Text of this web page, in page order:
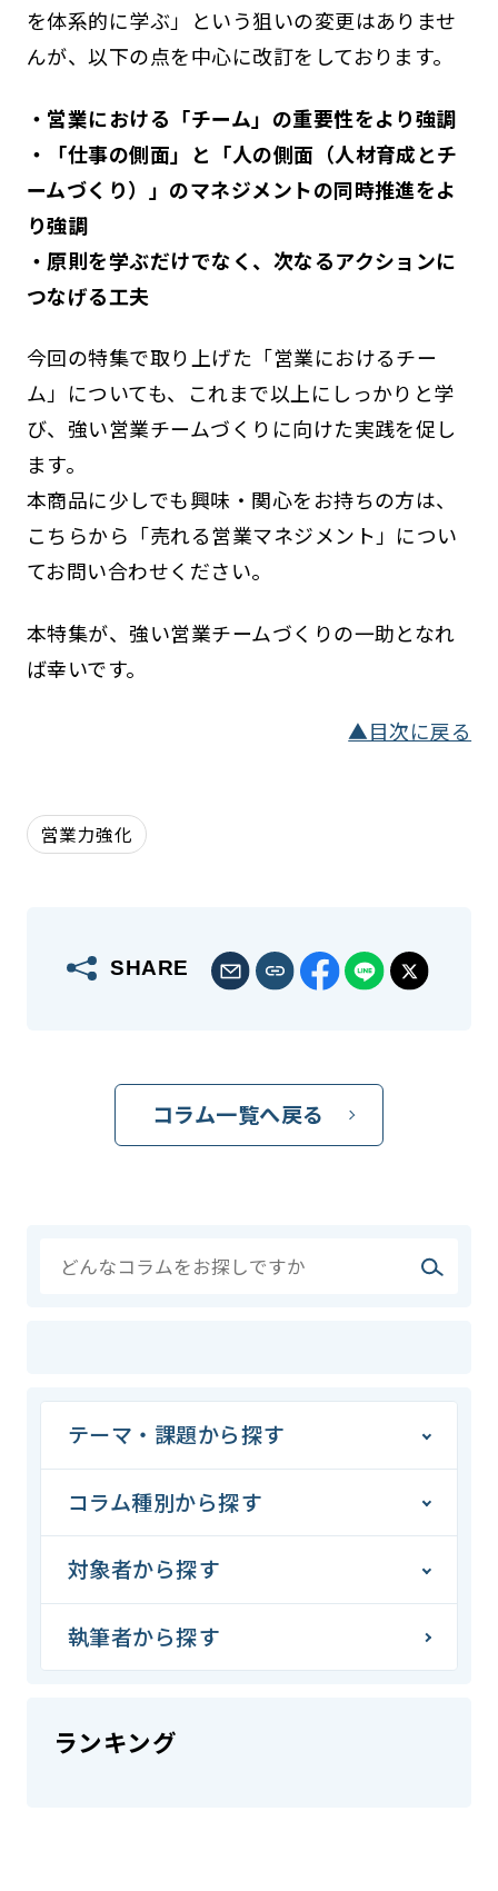
を体系的に学ぶ」という狙いの変更はありませ
んが、以下の点を中心に改訂をしております。
・営業における「チーム」の重要性をより強調
・「仕事の側面」と「人の側面（人材育成とチ
ームづくり）」のマネジメントの同時推進をよ
り強調
・原則を学ぶだけでなく、次なるアクションに
つなげる工夫
今回の特集で取り上げた「営業におけるチー
ム」についても、これまで以上にしっかりと学
び、強い営業チームづくりに向けた実践を促し
ます。
本商品に少しでも興味・関心をお持ちの方は、
こちらから「売れる営業マネジメント」につい
てお問い合わせください。
本特集が、強い営業チームづくりの一助となれ
ば幸いです。
▲目次に戻る
営業力強化
SHARE
コラム一覧へ戻る
テーマ・課題から探す
コラム種別から探す
対象者から探す
執筆者から探す
ランキング